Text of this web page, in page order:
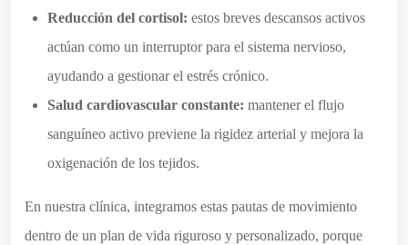
Reducción del cortisol: estos breves descansos activos
actúan como un interruptor para el sistema nervioso,
ayudando a gestionar el estrés crónico.
Salud cardiovascular constante: mantener el flujo
sanguíneo activo previene la rigidez arterial y mejora la
oxigenación de los tejidos.
En nuestra clínica, integramos estas pautas de movimiento
dentro de un plan de vida riguroso y personalizado, porque